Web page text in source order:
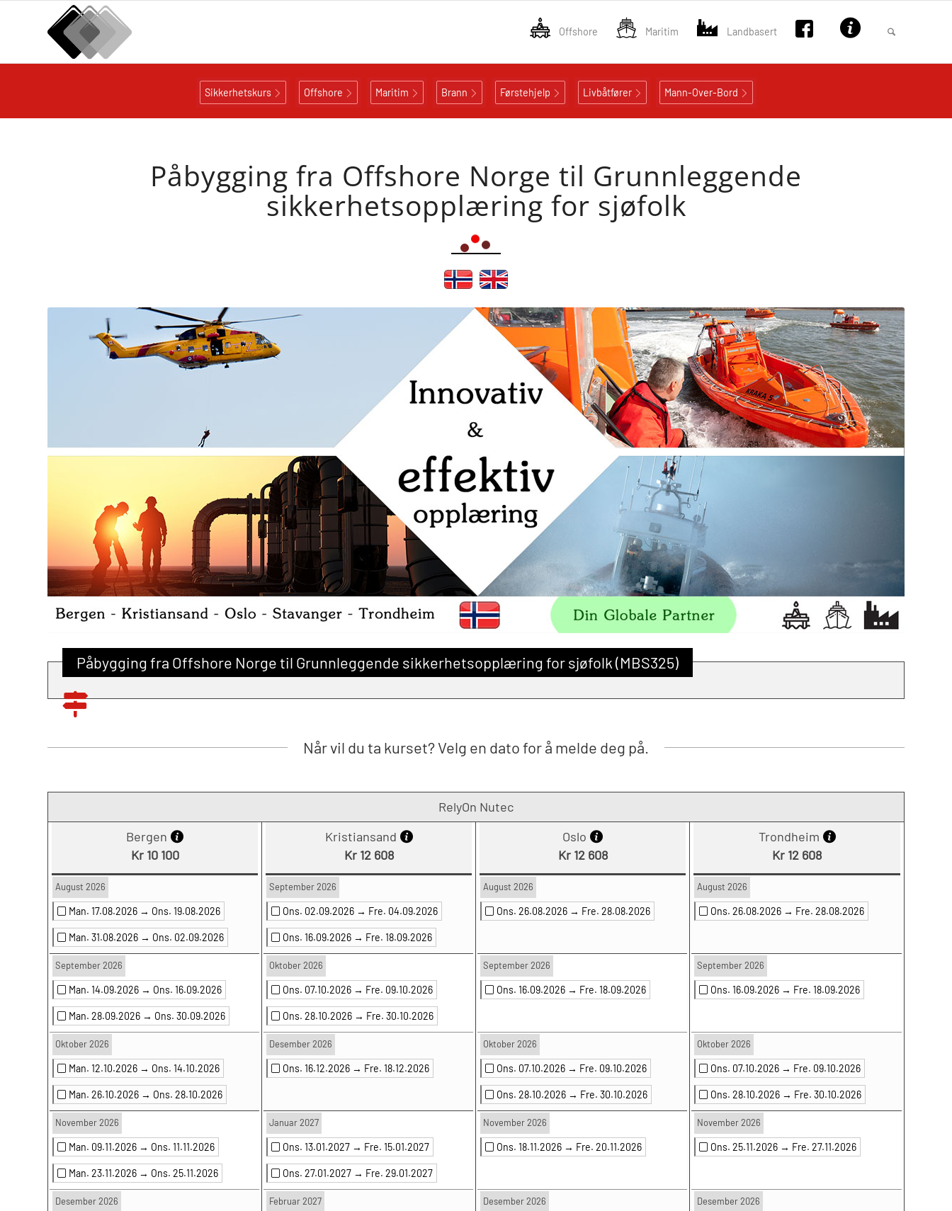
Offshore Maritim Landbasert
Sikkerhetskurs Offshore Maritim Brann Førstehjelp Livbåtfører Mann-Over-Bord
Påbygging fra Offshore Norge til Grunnleggende
sikkerhetsopplæring for sjøfolk
Påbygging fra Offshore Norge til Grunnleggende sikkerhetsopplæring for sjøfolk (MBS325)
Når vil du ta kurset? Velg en dato for å melde deg på.
RelyOn Nutec
Bergen
Kr 10 100
August 2026
Man. 17.08.2026 → Ons. 19.08.2026
Man. 31.08.2026 → Ons. 02.09.2026
September 2026
Man. 14.09.2026 → Ons. 16.09.2026
Man. 28.09.2026 → Ons. 30.09.2026
Oktober 2026
Man. 12.10.2026 → Ons. 14.10.2026
Man. 26.10.2026 → Ons. 28.10.2026
November 2026
Man. 09.11.2026 → Ons. 11.11.2026
Man. 23.11.2026 → Ons. 25.11.2026
Desember 2026
Kristiansand
Kr 12 608
September 2026
Ons. 02.09.2026 → Fre. 04.09.2026
Ons. 16.09.2026 → Fre. 18.09.2026
Oktober 2026
Ons. 07.10.2026 → Fre. 09.10.2026
Ons. 28.10.2026 → Fre. 30.10.2026
Desember 2026
Ons. 16.12.2026 → Fre. 18.12.2026
Januar 2027
Ons. 13.01.2027 → Fre. 15.01.2027
Ons. 27.01.2027 → Fre. 29.01.2027
Februar 2027
Oslo
Kr 12 608
August 2026
Ons. 26.08.2026 → Fre. 28.08.2026
September 2026
Ons. 16.09.2026 → Fre. 18.09.2026
Oktober 2026
Ons. 07.10.2026 → Fre. 09.10.2026
Ons. 28.10.2026 → Fre. 30.10.2026
November 2026
Ons. 18.11.2026 → Fre. 20.11.2026
Desember 2026
Trondheim
Kr 12 608
August 2026
Ons. 26.08.2026 → Fre. 28.08.2026
September 2026
Ons. 16.09.2026 → Fre. 18.09.2026
Oktober 2026
Ons. 07.10.2026 → Fre. 09.10.2026
Ons. 28.10.2026 → Fre. 30.10.2026
November 2026
Ons. 25.11.2026 → Fre. 27.11.2026
Desember 2026